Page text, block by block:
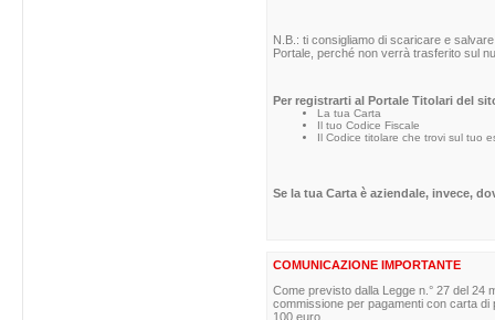
N.B.: ti consigliamo di scaricare e
Portale, perché non verrà trasferito sul
Per registrarti al Portale Titolari del
La tua Carta
Il tuo Codice Fiscale
Il Codice titolare che trovi sul tuo
Se la tua Carta è aziendale, invece,
COMUNICAZIONE IMPORTANTE
Come previsto dalla Legge n.° 27 del 24
commissione per pagamenti con carta
100 euro.